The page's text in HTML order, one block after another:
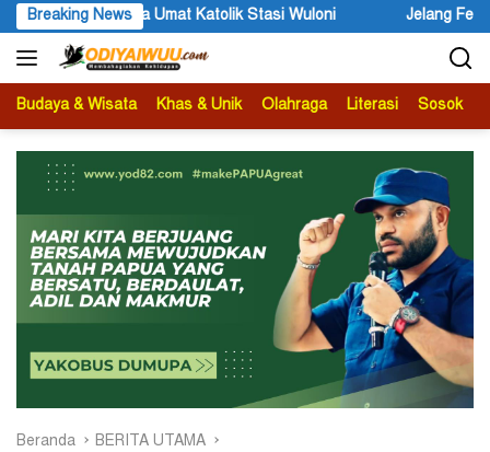
Langsung
ke
konten
Breaking News
Wuloni Jelang Festival Etnik Religi 2026, Bupati
Budaya & Wisata Khas & Unik Olahraga Literasi Sosok
Beranda BERITA UTAMA